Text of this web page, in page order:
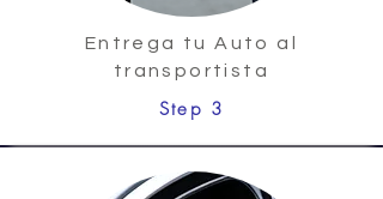
Entrega tu Auto al
transportista
Step 3